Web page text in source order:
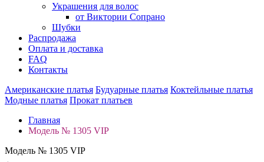
Украшения для волос
от Виктории Сопрано
Шубки
Распродажа
Оплата и доставка
FAQ
Контакты
Американские платья Будуарные платья Коктейльные платья
Модные платья Прокат платьев
Главная
Модель № 1305 VIP
Модель № 1305 VIP